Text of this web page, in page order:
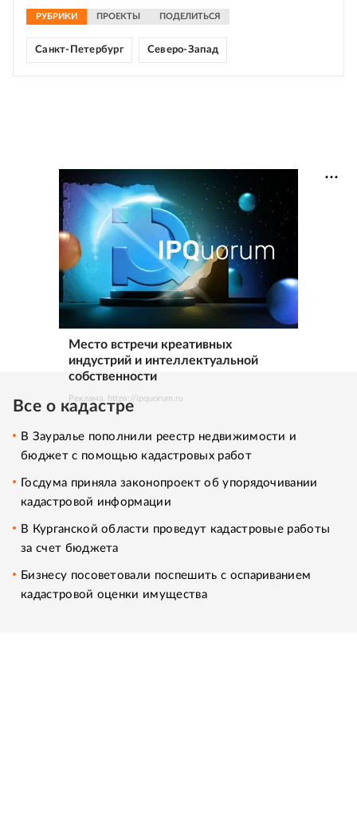
РУБРИКИ ПРОЕКТЫ ПОДЕЛИТЬСЯ
Санкт-Петербург Северо-Запад
Место встречи креативных
индустрий и интеллектуальной
собственности
Реклама. https://ipquorum.ru
Все о кадастре
В Зауралье пополнили реестр недвижимости и
бюджет с помощью кадастровых работ
Госдума приняла законопроект об упорядочивании
кадастровой информации
В Курганской области проведут кадастровые работы
за счет бюджета
Бизнесу посоветовали поспешить с оспариванием
кадастровой оценки имущества